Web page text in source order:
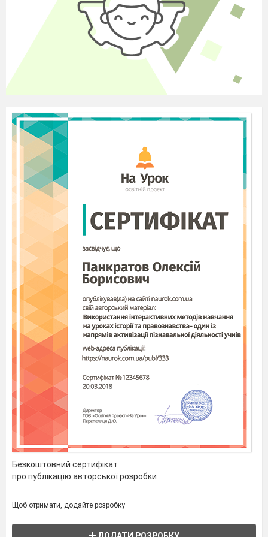
Швидше до вікна ідіть
Її рукою поманіть.( підбігаємо до вікна і
махаємо рукою Зимі)
(В цей час дістаю казковий конверт в
якому заховані сніжинки і кажу:
2)Ой, малята, озирніться,
Всі до мене поверніться.
Та конвертик передала.
Але щоб його відкрити
Треба швидко полічити.
Скільки є сніговиків
У
Зими помічників.
Практичне засвоєння правила «Якщо до числа
Безкоштовний сертифікат
про публікацію авторської розробки
Щоб отримати, додайте розробку